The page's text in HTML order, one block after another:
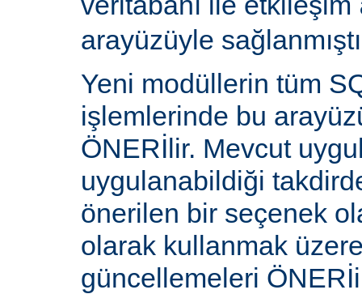
arayüzüyle
Yeni modüllerin tüm
işlemlerinde bu
ÖNERİlir. Mevcut
uygulanabildiği
önerilen bir seçenek
olarak kullanmak
güncellemeleri